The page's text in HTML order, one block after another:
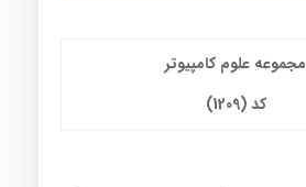
مجموعه علوم کامپیوتر
کد (1209)